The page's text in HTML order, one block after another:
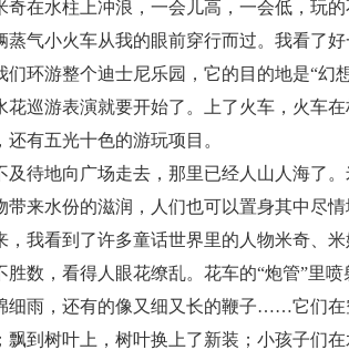
在水柱上冲浪，一会儿高，一会低，玩的
蒸气小火车从我的眼前穿行而过。我看了
们环游整个迪士尼乐园，它的目的地是“幻
花巡游表演就要开始了。上了火车，火车
有五光十色的游玩项目。
及待地向广场走去，那里已经人山人海了
带来水份的滋润，人们也可以置身其中尽
，我看到了许多童话世界里的人物米奇、
数，看得人眼花缭乱。花车的“炮管”里
细雨，还有的像又细又长的鞭子……它们
飘到树叶上，树叶换上了新装；小孩子们